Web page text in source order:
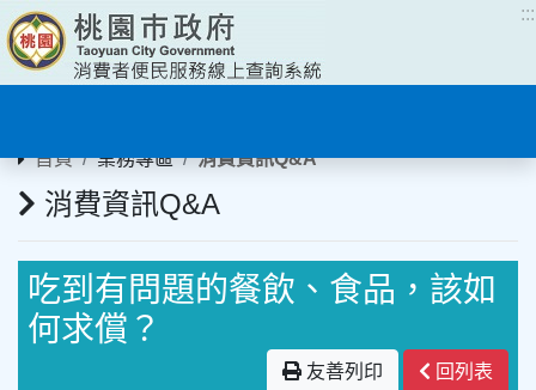
:::
首頁 業務專區 消費資訊Q&A
消費資訊Q&A
吃到有問題的餐飲、食品，該如
何求償？
友善列印 回列表